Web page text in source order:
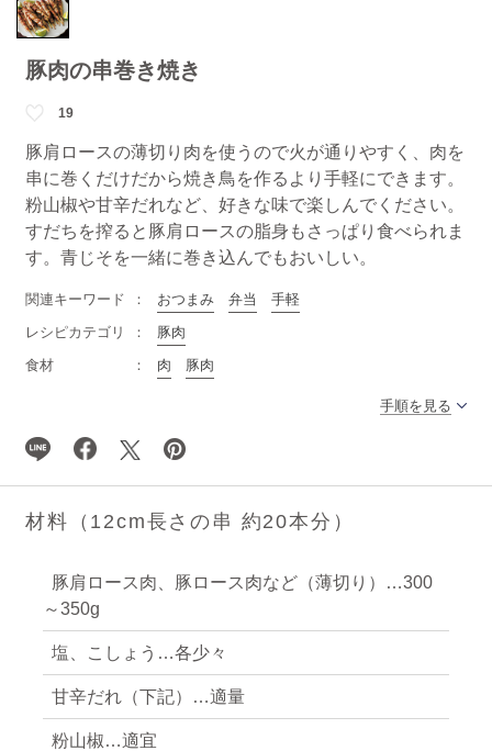
豚肉の串巻き焼き
19
豚肩ロースの薄切り肉を使うので火が通りやすく、肉を
串に巻くだけだから焼き鳥を作るより手軽にできます。
粉山椒や甘辛だれなど、好きな味で楽しんでください。
すだちを搾ると豚肩ロースの脂身もさっぱり食べられま
す。青じそを一緒に巻き込んでもおいしい。
関連キーワード おつまみ 弁当
手軽
レシピカテゴリ
豚肉
食材
肉 豚肉
手順を見る
材料（12cm長さの串 約20本分）
豚肩ロース肉、豚ロース肉など（薄切り）…300
～350g
塩、こしょう…各少々
甘辛だれ（下記）…適量
粉山椒…適宜